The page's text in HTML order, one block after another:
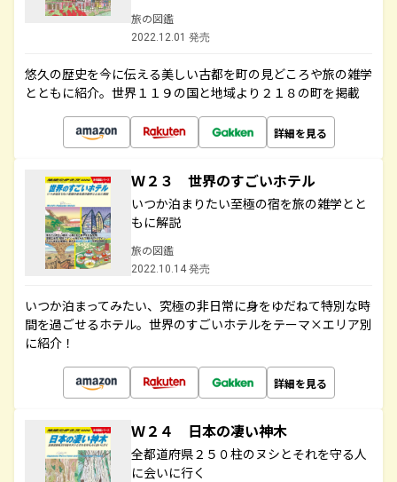
旅の図鑑
2022.12.01 発売
悠久の歴史を今に伝える美しい古都を町の見どころや旅の雑学
とともに紹介。世界１１９の国と地域より２１８の町を掲載
詳細を見る
Ｗ２３ 世界のすごいホテル
いつか泊まりたい至極の宿を旅の雑学とと
もに解説
旅の図鑑
2022.10.14 発売
いつか泊まってみたい、究極の非日常に身をゆだねて特別な時
間を過ごせるホテル。世界のすごいホテルをテーマ×エリア別
に紹介！
詳細を見る
Ｗ２４ 日本の凄い神木
全都道府県２５０柱のヌシとそれを守る人
に会いに行く